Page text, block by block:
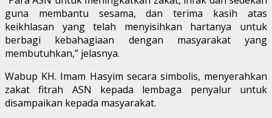
guna membantu sesama, dan terima kasih atas
keikhlasan yang telah menyisihkan hartanya untuk
berbagi kebahagiaan dengan masyarakat yang
membutuhkan,” jelasnya.
Wabup KH. Imam Hasyim secara simbolis, menyerahkan
zakat fitrah ASN kepada lembaga penyalur untuk
disampaikan kepada masyarakat.